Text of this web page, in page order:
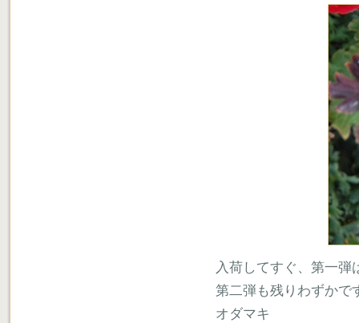
入荷してすぐ、第一弾
第二弾も残りわずかで
オダマキ